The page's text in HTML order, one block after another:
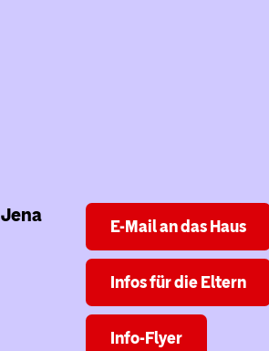
Jena
E-Mail an das Haus
Infos für die Eltern
Info-Flyer